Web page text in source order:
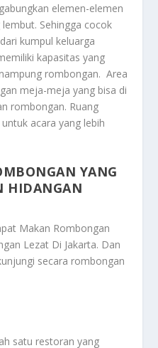
elemen-elemen
Sehingga cocok
kumpul keluarga
kapasitas yang
rombongan. Area
meja-meja yang bisa di
rombongan. Ruang
acara yang lebih
YANG
HIDANGAN
Makan Rombongan
Lezat Di Jakarta. Dan
secara rombongan
satu restoran yang